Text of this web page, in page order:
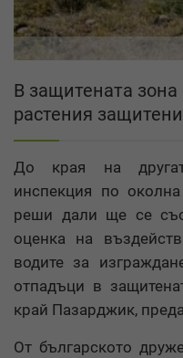
В защитената
растения
До края на
инспекция по
реши дали ще се
оценка на
водите за
отпадъци в
край Пазарджик,
От българското